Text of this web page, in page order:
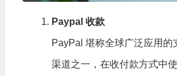
Paypal 收款
PayPal 堪称全球广泛应用的
渠道之一，在收付款方式中